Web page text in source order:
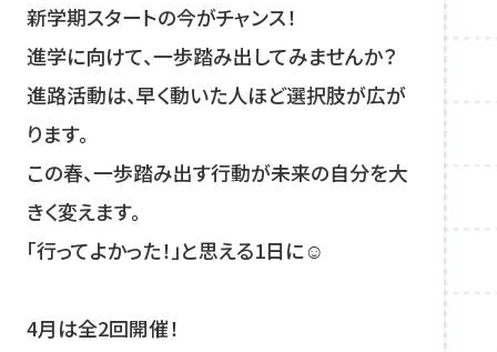
新学期スタートの今がチャンス！
進学に向けて、一歩踏み出してみませんか？
進路活動は、早く動いた人ほど選択肢が広が
ります。
この春、一歩踏み出す行動が未来の自分を大
きく変えます。
「行ってよかった！」と思える1日に☺
4月は全2回開催！